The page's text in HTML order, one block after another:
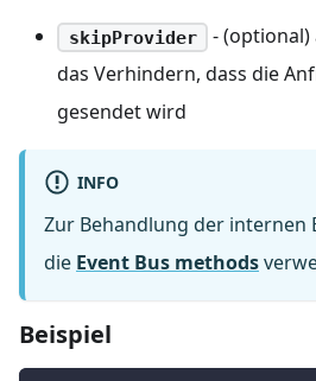
skipProvider
-
das Verhindern, dass die
gesendet wird
INFO
Zur Behandlung der internen
die Event Bus methods
Beispiel